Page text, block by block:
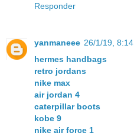
Responder
yanmaneee 26/1/19, 8:14
hermes handbags
retro jordans
nike max
air jordan 4
caterpillar boots
kobe 9
nike air force 1